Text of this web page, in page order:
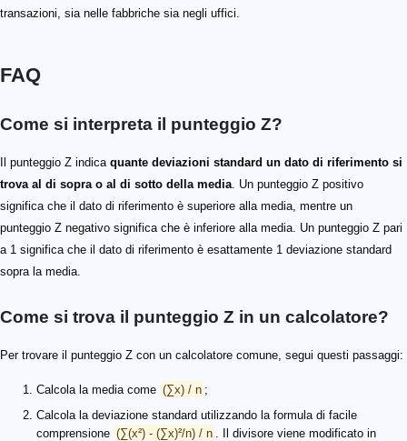
transazioni, sia nelle fabbriche sia negli uffici.
FAQ
Come si interpreta il punteggio Z?
Il punteggio Z indica quante deviazioni standard un dato di riferimento si
trova al di sopra o al di sotto della media . Un punteggio Z positivo
significa che il dato di riferimento è superiore alla media, mentre un
punteggio Z negativo significa che è inferiore alla media. Un punteggio Z pari
a 1 significa che il dato di riferimento è esattamente 1 deviazione standard
sopra la media.
Come si trova il punteggio Z in un calcolatore?
Per trovare il punteggio Z con un calcolatore comune, segui questi passaggi:
Calcola la media come (∑x) / n ;
Calcola la deviazione standard utilizzando la formula di facile
comprensione (∑(x²) - (∑x)²/n) / n
. Il divisore viene modificato in